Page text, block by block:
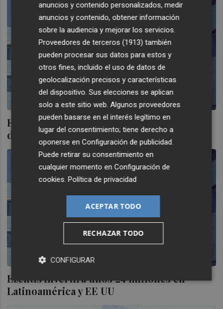
Ezentis amplía capital para la conversión
de obligaciones de EBN
Ezentis invertirá unos 24 millones en
Latinoamérica y EE UU
anuncios y contenido personalizados, medir
anuncios y contenido, obtener información
sobre la audiencia y mejorar los servicios.
Proveedores de terceros (1913) también
pueden procesar sus datos para estos y
otros fines, incluido el uso de datos de
geolocalización precisos y características
del dispositivo. Sus elecciones se aplican
solo a este sitio web. Algunos proveedores
pueden basarse en el interés legítimo en
lugar del consentimiento; tiene derecho a
oponerse enConfiguración de publicidad.
Puede retirar su consentimiento en
cualquier momento enConfiguración de
cookies.Política de privacidad
ACEPTAR TODO
RECHAZAR TODO
CONFIGURAR